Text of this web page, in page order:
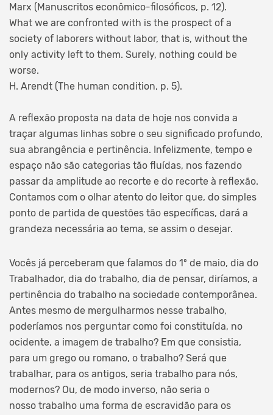
Marx (Manuscritos econômico-filosóficos, p. 12).
What we are confronted with is the prospect of a
society of laborers without labor, that is, without the
only activity left to them. Surely, nothing could be
worse.
H. Arendt (The human condition, p. 5).
A reflexão proposta na data de hoje nos convida a
traçar algumas linhas sobre o seu significado profundo,
sua abrangência e pertinência. Infelizmente, tempo e
espaço não são categorias tão fluídas, nos fazendo
passar da amplitude ao recorte e do recorte à reflexão.
Contamos com o olhar atento do leitor que, do simples
ponto de partida de questões tão específicas, dará a
grandeza necessária ao tema, se assim o desejar.
Vocês já perceberam que falamos do 1º de maio, dia do
Trabalhador, dia do trabalho, dia de pensar, diríamos, a
pertinência do trabalho na sociedade contemporânea.
Antes mesmo de mergulharmos nesse trabalho,
poderíamos nos perguntar como foi constituída, no
ocidente, a imagem de trabalho? Em que consistia,
para um grego ou romano, o trabalho? Será que
trabalhar, para os antigos, seria trabalho para nós,
modernos? Ou, de modo inverso, não seria o
nosso trabalho uma forma de escravidão para os